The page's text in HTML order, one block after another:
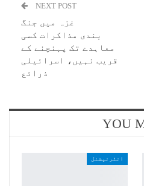
NEXT POST
غزہ میں جنگ
بندی مذاکرات کسی
معاہدے تک پہنچنے کے
قریب نہیں، اسرائیلی
ذرائع
YOU
انٹرنیشنل